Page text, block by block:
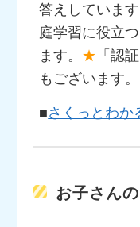
答えしていま
庭学習に役立
ます。 ★ 「認
もございます。
■さくっとわか
お子さん